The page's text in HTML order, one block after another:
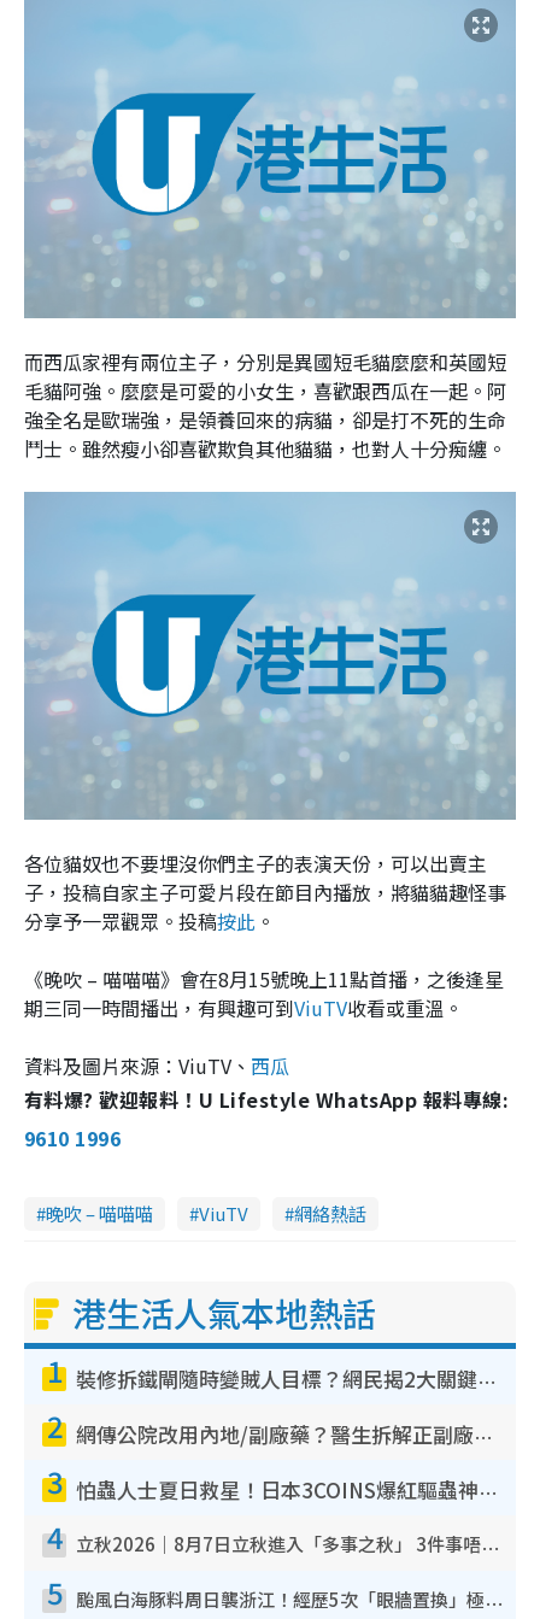
而西瓜家裡有兩位主子，分別是異國短毛貓麼麼和英國短
毛貓阿強。麼麼是可愛的小女生，喜歡跟西瓜在一起。阿
強全名是歐瑞強，是領養回來的病貓，卻是打不死的生命
鬥士。雖然瘦小卻喜歡欺負其他貓貓，也對人十分痴纏。
各位貓奴也不要埋沒你們主子的表演天份，可以出賣主
子，投稿自家主子可愛片段在節目內播放，將貓貓趣怪事
分享予一眾觀眾。投稿按此 。
《晚吹 – 喵喵喵》會在8月15號晚上11點首播，之後逢星
期三同一時間播出，有興趣可到ViuTV收看或重溫。
資料及圖片來源：ViuTV、 西瓜
有料爆? 歡迎報料！U Lifestyle WhatsApp 報料專線:
9610 1996
晚吹 – 喵喵喵 ViuTV 網絡熱話
港生活人氣本地熱話
1 裝修拆鐵閘隨時變賊人目標？網民揭2大關鍵用途：裝新式等於白裝？附新舊鐵閘分別
2 網傳公院改用內地/副廠藥？醫生拆解正副廠分別 揭4類人換藥隨時出事
3 怕蟲人士夏日救星！日本3COINS爆紅驅蟲神器$45起 1招「全程免觸碰」輕鬆搞定小強
4 立秋2026｜8月7日立秋進入「多事之秋」 3件事唔做得！專家教6招開運 清枱頭／銀包納氣接好運
5 颱風白海豚料周日襲浙江！經歷5次「眼牆置換」極罕見 成登陸內地最長途颱風